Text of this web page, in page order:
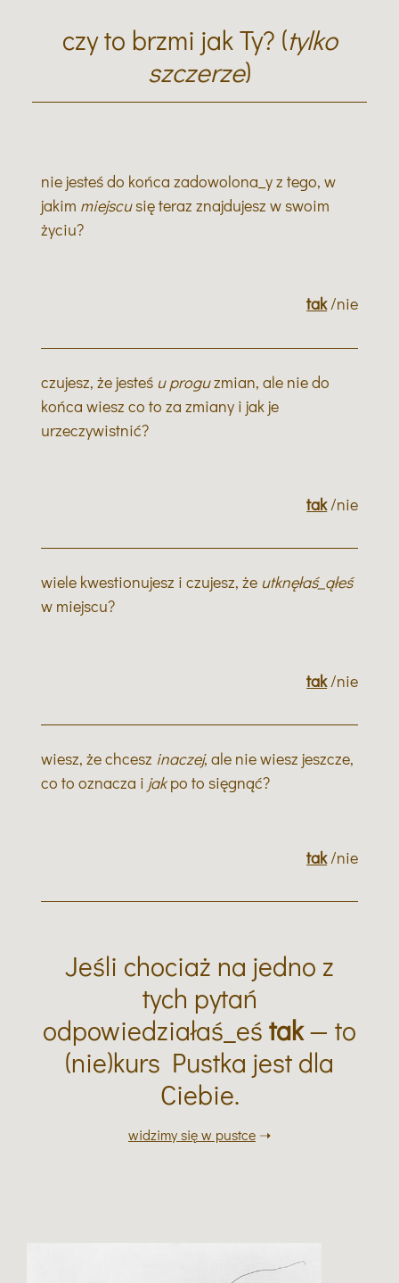
czy to brzmi jak Ty? (tylko
szczerze)
nie jesteś do końca zadowolona_y z tego, w
jakim miejscusię teraz znajdujesz w swoim
życiu?
tak/nie
czujesz, że jesteś u proguzmian, ale nie do
końca wiesz co to za zmiany i jak je
urzeczywistnić?
tak/nie
wiele kwestionujesz i czujesz, że utknęłaś_ąłeś
w miejscu?
tak/nie
wiesz, że chcesz inaczej, ale nie wiesz jeszcze,
co to oznacza i jakpo to sięgnąć?
tak/nie
Jeśli chociaż na jedno z
tych pytań
odpowiedziałaś_eś tak— to
(nie)kurs Pustka jest dla
Ciebie.
widzimy się w pustce ➝